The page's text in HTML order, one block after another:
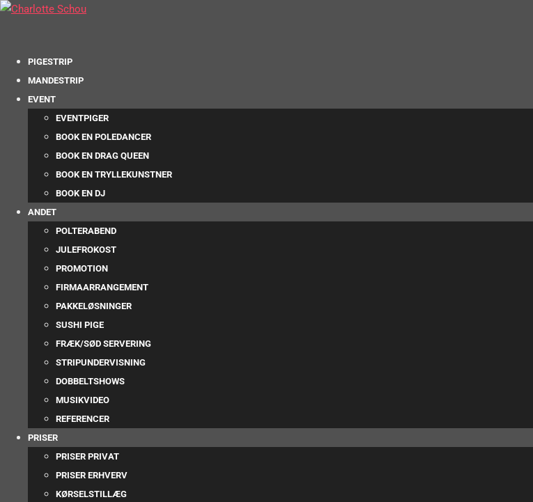
PIGESTRIP
MANDESTRIP
EVENT
EVENTPIGER
BOOK EN POLEDANCER
BOOK EN DRAG QUEEN
BOOK EN TRYLLEKUNSTNER
BOOK EN DJ
ANDET
POLTERABEND
JULEFROKOST
PROMOTION
FIRMAARRANGEMENT
PAKKELØSNINGER
SUSHI PIGE
FRÆK/SØD SERVERING
STRIPUNDERVISNING
DOBBELTSHOWS
MUSIKVIDEO
REFERENCER
PRISER
PRISER PRIVAT
PRISER ERHVERV
KØRSELSTILLÆG